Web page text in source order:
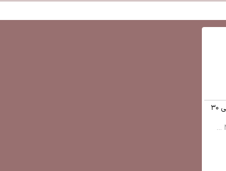
قرص دابل بول نیچرز اونلی ۳۰